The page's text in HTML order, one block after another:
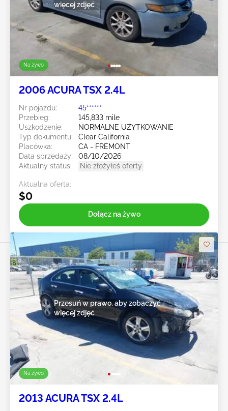
Na żywo
więcej zdjęć
2006 ACURA TSX 2.4L
Nr pojazdu:
45******
Przebieg:
145,833 mile
Uszkodzenie:
NORMALNE UŻYTKOWANIE
Typ dokumentu:
Clear California
Placówka:
CA - FREMONT
Data sprzedaży:
08/10/2026
Aktualny status:
Nie złożyłeś oferty
Aktualna oferta:
$0
Dołącz na żywo
Na żywo
Przesuń w prawo, aby zobaczyć
więcej zdjęć
2013 ACURA TSX 2.4L